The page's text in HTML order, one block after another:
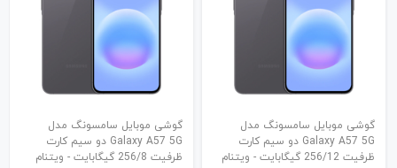
گوشی موبایل سامسونگ مدل
Galaxy A57 5G دو سیم کارت
ظرفیت 256/12 گیگابایت - ویتنام
گوشی موبایل سامسونگ مدل
Galaxy A57 5G دو سیم کارت
ظرفیت 256/8 گیگابایت - ویتنام